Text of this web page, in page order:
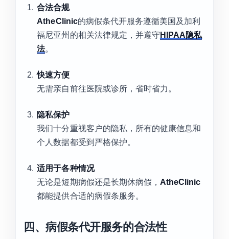
合法合规
AtheClinic的病假条代开服务遵循美国及加利
福尼亚州的相关法律规定，并遵守 HIPAA隐私
法。
快速方便
无需亲自前往医院或诊所，省时省力。
隐私保护
我们十分重视客户的隐私，所有的健康信息和
个人数据都受到严格保护。
适用于各种情况
无论是短期病假还是长期休病假， AtheClinic
都能提供合适的病假条服务。
四、病假条代开服务的合法性